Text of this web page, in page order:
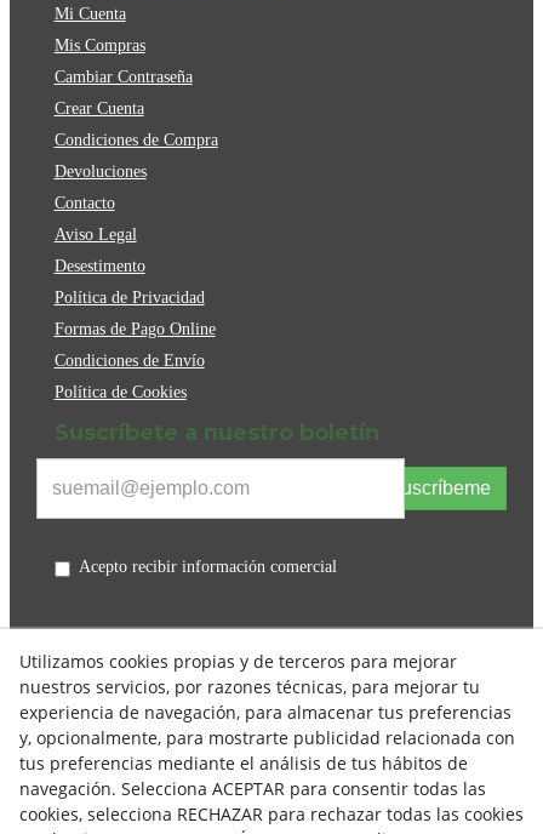
Mi Cuenta
Mis Compras
Cambiar Contraseña
Crear Cuenta
Condiciones de Compra
Devoluciones
Contacto
Aviso Legal
Desestimento
Política de Privacidad
Formas de Pago Online
Condiciones de Envío
Política de Cookies
Suscríbete a nuestro boletín
Suscríbeme
Acepto recibir información comercial
Utilizamos cookies propias y de terceros para mejorar
nuestros servicios, por razones técnicas, para mejorar tu
experiencia de navegación, para almacenar tus preferencias
y, opcionalmente, para mostrarte publicidad relacionada con
tus preferencias mediante el análisis de tus hábitos de
navegación. Selecciona ACEPTAR para consentir todas las
cookies, selecciona RECHAZAR para rechazar todas las cookies